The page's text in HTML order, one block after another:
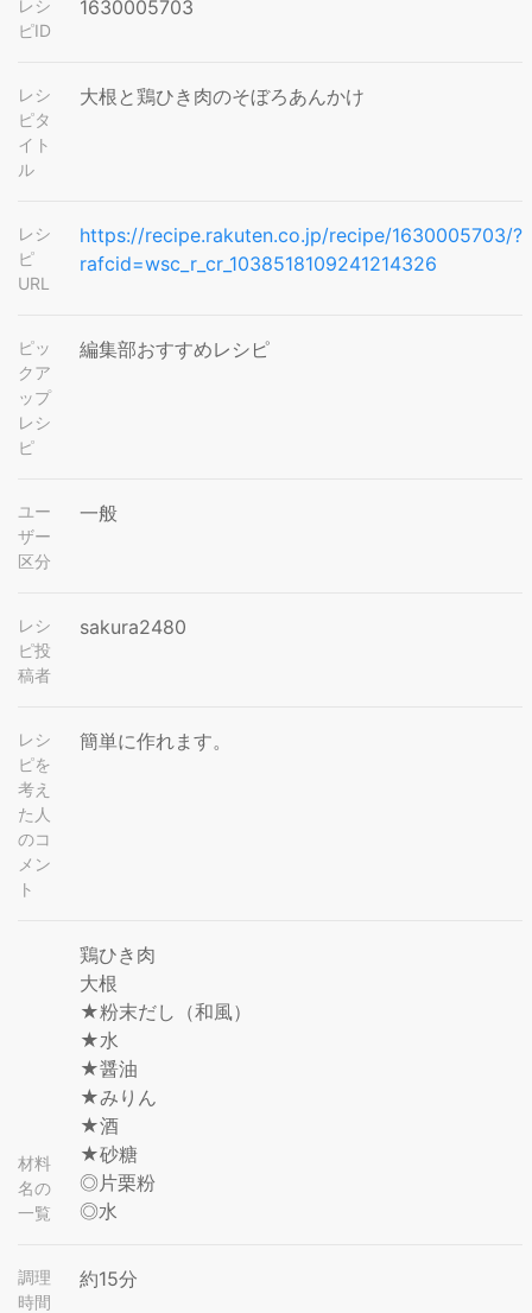
レシ
ピID
1630005703
レシ
ピタ
イト
ル
大根と鶏ひき肉のそぼろあんかけ
レシ
ピ
URL
https://recipe.rakuten.co.jp/recipe/1630005703/?
rafcid=wsc_r_cr_1038518109241214326
ピッ
クア
ップ
レシ
ピ
編集部おすすめレシピ
ユー
ザー
区分
一般
レシ
ピ投
稿者
sakura2480
レシ
ピを
考え
た人
のコ
メン
ト
簡単に作れます。
材料
名の
一覧
鶏ひき肉
大根
★粉末だし（和風）
★水
★醤油
★みりん
★酒
★砂糖
◎片栗粉
◎水
調理
時間
約15分